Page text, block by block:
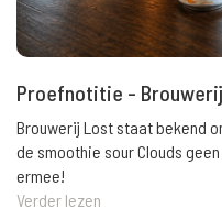
Proefnotitie -
Brouwerij Lost staat bekend
de smoothie sour Clouds
ermee!
Verder lezen